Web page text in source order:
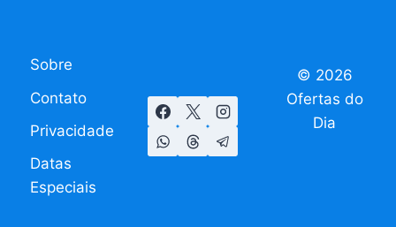
Sobre
Contato
Privacidade
Datas
Especiais
© 2026
Ofertas do
Dia